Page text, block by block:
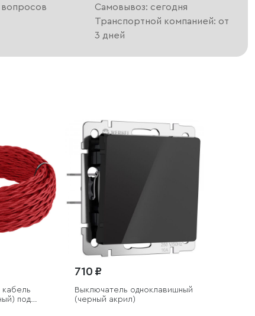
вопросов
Самовывоз: сегодня
Транспортной компанией: от
3 дней
под
710 ₽
Выключатель одноклавишный
(черный акрил)